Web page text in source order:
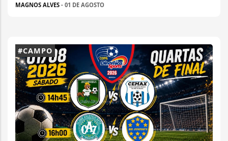
MAGNOS ALVES - 01 DE AGOSTO
#CAMPO